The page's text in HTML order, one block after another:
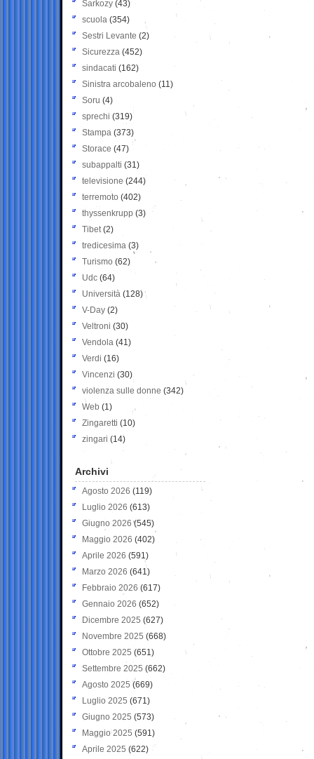
Sarkozy (43)
scuola (354)
Sestri Levante (2)
Sicurezza (452)
sindacati (162)
Sinistra arcobaleno (11)
Soru (4)
sprechi (319)
Stampa (373)
Storace (47)
subappalti (31)
televisione(244)
terremoto (402)
thyssenkrupp (3)
Tibet(2)
tredicesima (3)
Turismo (62)
Udc (64)
Università (128)
V-Day (2)
Veltroni (30)
Vendola (41)
Verdi (16)
Vincenzi (30)
violenza sulle donne (342)
Web (1)
Zingaretti (10)
zingari (14)
Archivi
Agosto 2026 (119)
Luglio 2026 (613)
Giugno 2026 (545)
Maggio 2026 (402)
Aprile 2026 (591)
Marzo 2026 (641)
Febbraio 2026 (617)
Gennaio 2026 (652)
Dicembre 2025 (627)
Novembre 2025 (668)
Ottobre 2025 (651)
Settembre 2025 (662)
Agosto 2025 (669)
Luglio 2025 (671)
Giugno 2025 (573)
Maggio 2025 (591)
Aprile 2025 (622)